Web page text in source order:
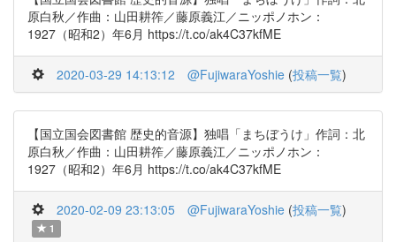
原白秋／作曲：山田耕筰／藤原義江／ニッポノホン：
1927（昭和2）年6月 https://t.co/ak4C37kfME
2020-03-29 14:13:12 @FujiwaraYoshie (投稿一覧)
【国立国会図書館 歴史的音源】独唱「まちぼうけ」作詞：北
原白秋／作曲：山田耕筰／藤原義江／ニッポノホン：
1927（昭和2）年6月 https://t.co/ak4C37kfME
2020-02-09 23:13:05 @FujiwaraYoshie (投稿一覧)
1